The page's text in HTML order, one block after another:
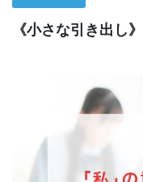
充《小さな引き出し